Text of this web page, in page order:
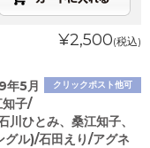
¥2,500(税込)
クリックポスト他可
年5月
子/
ひとみ、桑江知子、
グル)/石田えり/アグネ